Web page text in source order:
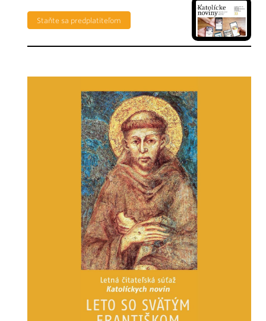
Staňte sa predplatiteľom